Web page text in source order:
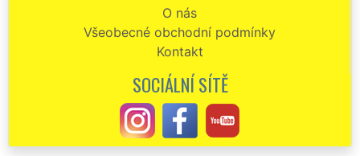
Plzni-jihu. Všechno zajistili, o nic jsem se nemusel starat. Rozhodně
Společnost EXTRA SLUŽBY je skutečně asi nejlepší vyklízecí
společnost v naší republice. V pondělí mi zajišťovali dosti složité
vyklízení půdy v našem domě na Plzni-jihu a musím uznat, že vše
proběhlo na jedničku. Pokud budu ještě někdy potřebovat podobné
služby, rozhodně si vyberou tuto společnost.
Chtěl by jsem moc poděkovat za vyklízení půdy v našem baráku na
O nás
Všeobecné obchodní podmínky
Kontakt
SOCIÁLNÍ SÍTĚ